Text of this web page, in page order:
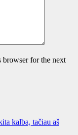
browser for the next
kalba, tačiau aš